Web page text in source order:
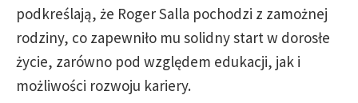
podkreślają, że Roger Salla pochodzi z zamożnej
rodziny, co zapewniło mu solidny start w dorosłe
życie, zarówno pod względem edukacji, jak i
możliwości rozwoju kariery.